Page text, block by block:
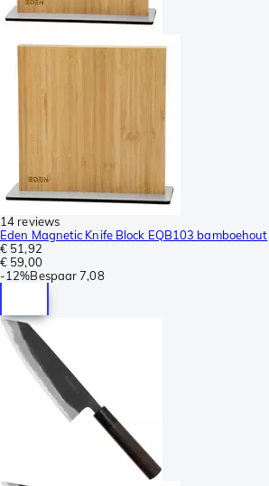
14 reviews
Eden Magnetic Knife Block EQB103 bamboehout
€ 51,92
€ 59,00
-12%Bespaar 7,08